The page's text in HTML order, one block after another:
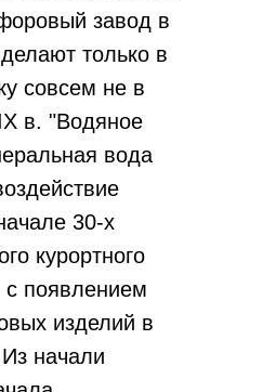
завод в
только в
совсем не в
в. "Водяное
вода
30-х
курортного
появлением
изделий в
начали